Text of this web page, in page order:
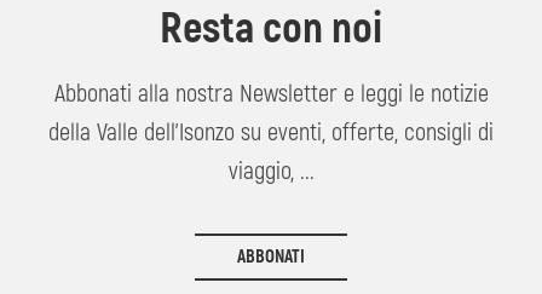
Resta con noi
Abbonati alla nostra Newsletter e leggi le notizie
della Valle dell'Isonzo su eventi, offerte, consigli di
viaggio, ...
ABBONATI